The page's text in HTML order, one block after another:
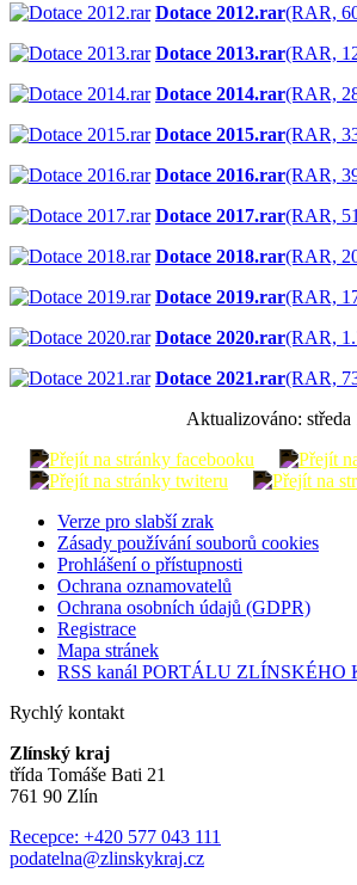
Dotace 2012.rar(RAR,
Dotace 2013.rar(RAR,
Dotace 2014.rar(RAR,
Dotace 2015.rar(RAR,
Dotace 2016.rar(RAR,
Dotace 2017.rar(RAR,
Dotace 2018.rar(RAR,
Dotace 2019.rar(RAR,
Dotace 2020.rar(RAR,
Dotace 2021.rar(RAR,
Aktualizováno: středa
Verze pro slabší zrak
Zásady používání souborů cookies
Prohlášení o přístupnosti
Ochrana oznamovatelů
Ochrana osobních údajů (GDPR)
Registrace
Mapa stránek
RSS kanál PORTÁLU ZLÍNSKÉHO
Rychlý kontakt
Zlínský kraj
třída Tomáše Bati 21
761 90 Zlín
Recepce: +420 577 043 111
podatelna@zlinskykraj.cz